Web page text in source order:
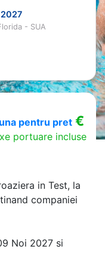
- SUA
pentru pret€
portuare incluse
in Test, la
companiei
Noi 2027 si